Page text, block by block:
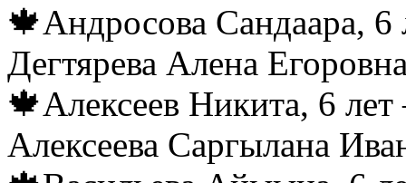
🍁Андросова Сандаара,
Дегтярева Алена
🍁Алексеев Никита, 6
Алексеева Саргылана